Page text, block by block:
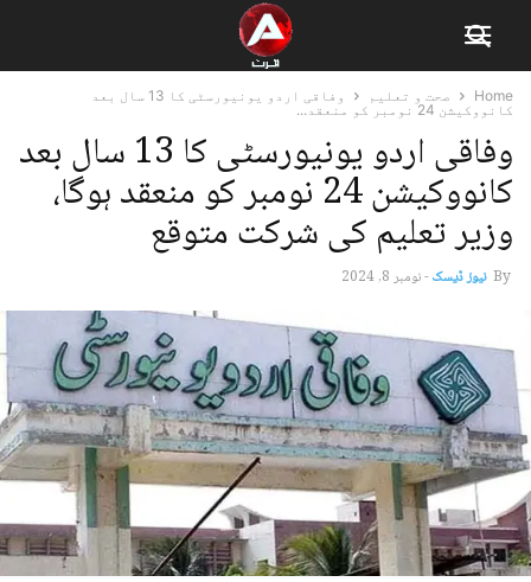
Home صحت و تعلیم
وفاقی اردو یونیورسٹی کا 13 سال بعد
کانووکیشن 24 نومبر کو منعقد...
وفاقی اردو یونیورسٹی کا 13 سال بعد
کانووکیشن 24 نومبر کو منعقد ہوگا،
وزیر تعلیم کی شرکت متوقع
By نیوز ڈیسک-نومبر 8, 2024